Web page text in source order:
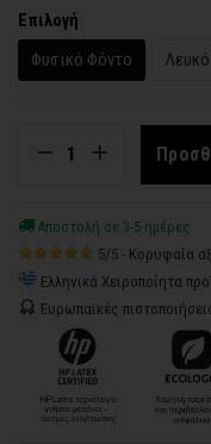
Επιλογή
Φυσικό Φόντο
Αποστολή σε 3-5 ημέρες
5/5 - Κορυφαία
Ελληνικά Χειροποίητα
Ευρωπαϊκές